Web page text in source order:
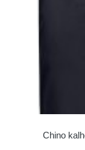
Chino